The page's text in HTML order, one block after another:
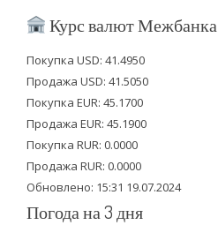
i
t
e
r
c
b
o
o
k
u
u
b
e
Курс валют Межбанка
Покупка USD: 41.4950
Продажа USD: 41.5050
Покупка EUR: 45.1700
Продажа EUR: 45.1900
Покупка RUR: 0.0000
Продажа RUR: 0.0000
Обновлено: 15:31 19.07.2024
Погода на 3 дня